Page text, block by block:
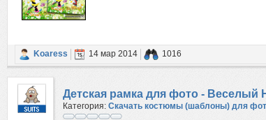
Koaress 14 мар 2014 1016
Детская рамка для фото - Веселый
Категория: Скачать костюмы (шаблоны) для